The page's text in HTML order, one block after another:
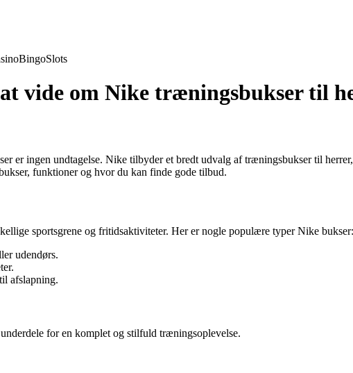
BingoSlots
vide om Nike træningsbukser til
er ingen undtagelse. Nike tilbyder et bredt udvalg af træningsbukser til
funktioner og hvor du kan finde gode tilbud.
sportsgrene og fritidsaktiviteter. Her er nogle populære typer Nike bukser:
udendørs.
afslapning.
for en komplet og stilfuld træningsoplevelse.